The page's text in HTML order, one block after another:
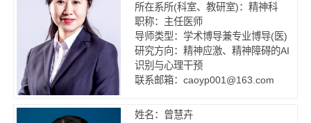
所在系所(科室、教研室)：精神科
职称：主任医师
导师类型：学术博导兼专业博导(医)
研究方向：精神应激、精神障碍的AI
识别与心理干预
联系邮箱：caoyp001@163.com
姓名：曾慧卉